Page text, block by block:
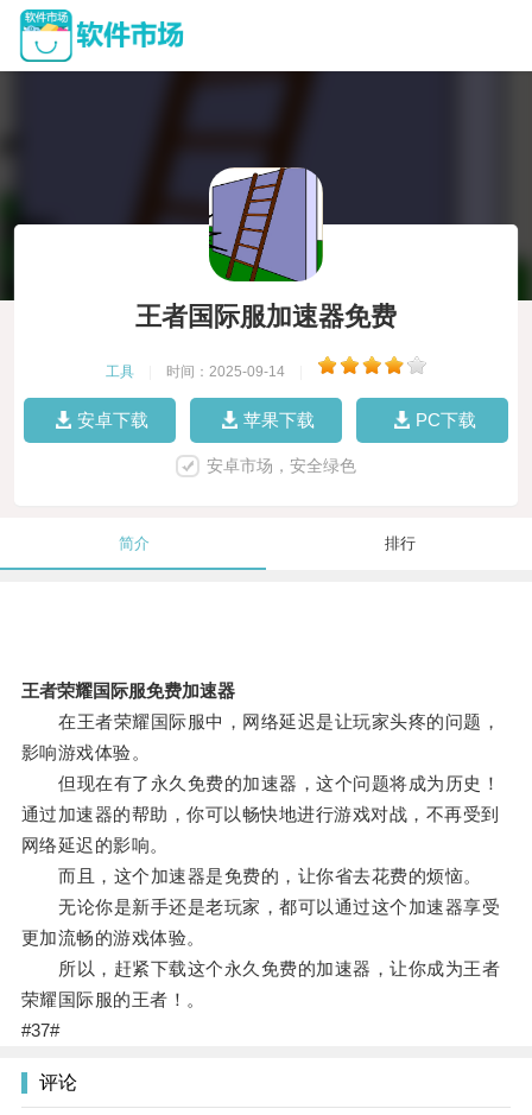
王者国际服加速器免费
工具 时间：2025-09-14
安卓下载 苹果下载 PC下载
安卓市场，安全绿色
简介 排行
王者荣耀国际服免费加速器
在王者荣耀国际服中，网络延迟是让玩家头疼的问题，
影响游戏体验。
但现在有了永久免费的加速器，这个问题将成为历史！
通过加速器的帮助，你可以畅快地进行游戏对战，不再受到
网络延迟的影响。
而且，这个加速器是免费的，让你省去花费的烦恼。
无论你是新手还是老玩家，都可以通过这个加速器享受
更加流畅的游戏体验。
所以，赶紧下载这个永久免费的加速器，让你成为王者
荣耀国际服的王者！。
#37#
评论